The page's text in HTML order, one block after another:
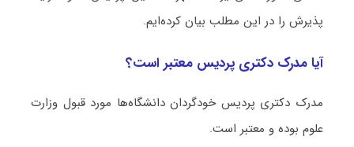
پذیرش را در این مطلب بیان کرده‌ایم.
آیا مدرک دکتری پردیس معتبر است؟
مدرک دکتری پردیس خودگردان دانشگاه‌ها مورد قبول وزارت
علوم بوده و معتبر است.